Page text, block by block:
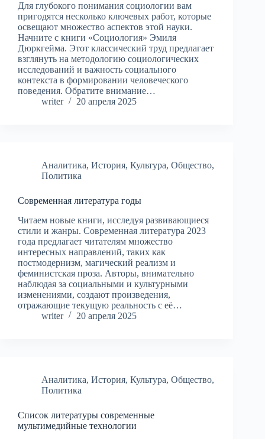
Для глубокого понимания социологии вам
пригодятся несколько ключевых работ, которые
освещают множество аспектов этой науки.
Начните с книги «Социология» Эмиля
Дюркгейма. Этот классический труд предлагает
взглянуть на методологию социологических
исследований и важность социального
контекста в формировании человеческого
поведения. Обратите внимание…
writer
20 апреля 2025
Аналитика, История, Культура, Общество,
Политика
Современная литература годы
Читаем новые книги, исследуя развивающиеся
стили и жанры. Современная литература 2023
года предлагает читателям множество
интересных направлений, таких как
постмодернизм, магический реализм и
феминистская проза. Авторы, внимательно
наблюдая за социальными и культурными
изменениями, создают произведения,
отражающие текущую реальность с её…
writer
20 апреля 2025
Аналитика, История, Культура, Общество,
Политика
Список литературы современные
мультимедийные технологии